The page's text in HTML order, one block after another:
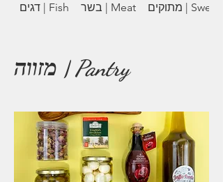
דגים | Fish בשר | Meat מתוקים | Sweets
מזווה | Pantry